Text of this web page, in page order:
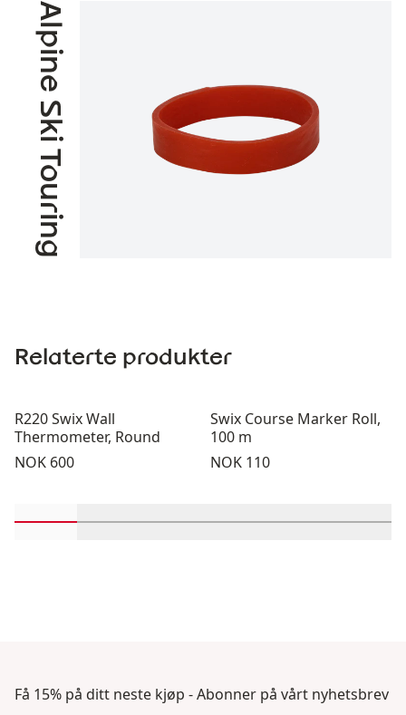
Alpine Ski Touring
Relaterte produkter
R220 Swix Wall
Thermometer, Round
Pris:
NOK 600
Swix Course Marker Roll,
100 m
Pris:
NOK 110
Få 15% på ditt neste kjøp - Abonner på vårt nyhetsbrev